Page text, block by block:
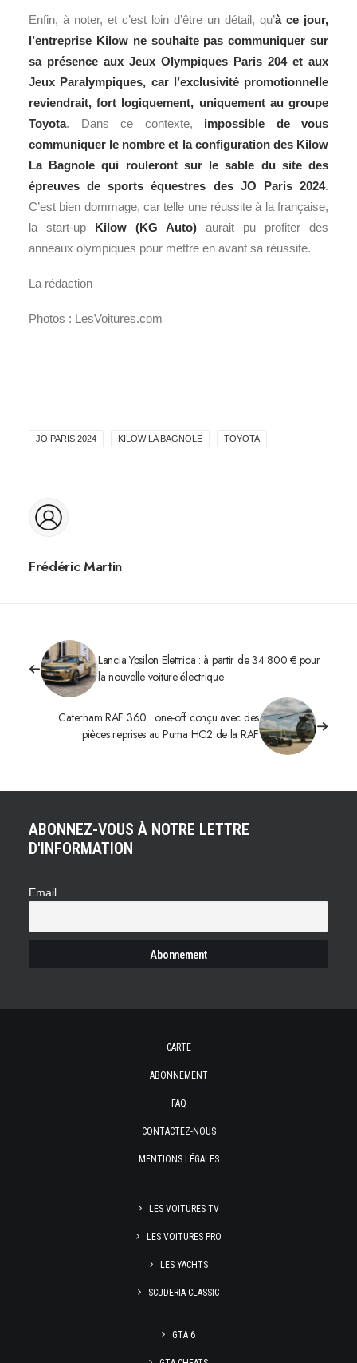
Enfin, à noter, et c’est loin d’être un détail, qu’à ce jour,
l’entreprise Kilow ne souhaite pas communiquer sur
sa présence aux Jeux Olympiques Paris 204 et aux
Jeux Paralympiques, car l’exclusivité promotionnelle
reviendrait, fort logiquement, uniquement au groupe
Toyota. Dans ce contexte, impossible de vous
communiquer le nombre et la configuration des Kilow
La Bagnole qui rouleront sur le sable du site des
épreuves de sports équestres des JO Paris 2024.
C’est bien dommage, car telle une réussite à la française,
la start-up Kilow (KG Auto) aurait pu profiter des
anneaux olympiques pour mettre en avant sa réussite.
La rédaction
Photos : LesVoitures.com
JO PARIS 2024 KILOW LA BAGNOLE TOYOTA
Frédéric Martin
Lancia Ypsilon Elettrica : à partir de 34 800 € pour
la nouvelle voiture électrique
Caterham RAF 360 : one-off conçu avec des
pièces reprises au Puma HC2 de la RAF
ABONNEZ-VOUS À NOTRE LETTRE
D'INFORMATION
Email
CARTE
ABONNEMENT
FAQ
CONTACTEZ-NOUS
MENTIONS LÉGALES
LES VOITURES TV
LES VOITURES PRO
LES YACHTS
SCUDERIA CLASSIC
GTA 6